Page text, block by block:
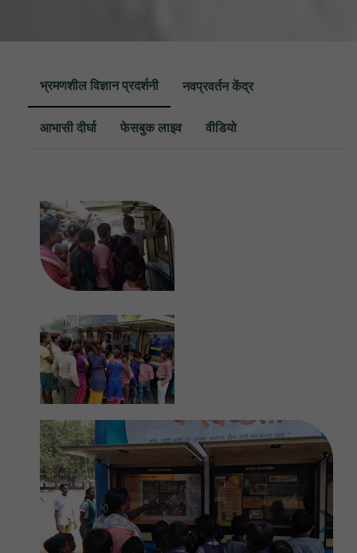
भ्रमणशील विज्ञान प्रदर्शनी नवप्रवर्तन केंद्र
आभासी दीर्घा फेसबुक लाइव वीडियो